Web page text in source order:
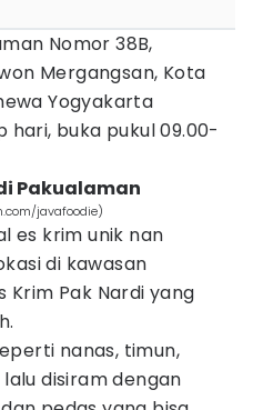
Nomor 38B,
Mergangsan, Kota
Yogyakarta
hari, buka pukul 09.00-
Pakualaman
javafoodie)
es krim unik nan
di kawasan
Krim Pak Nardi yang
nanas, timun,
disiram dengan